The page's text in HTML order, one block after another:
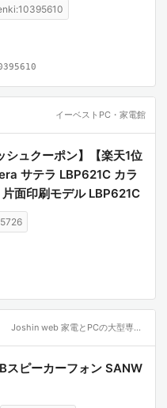
イーベストPC・家電館
シュクーポン】【楽天1位
サテラ LBP621C カラ
面印刷モデル LBP621C
Joshin web 家電とPCの大型専門店
スピーカーフォン SANW